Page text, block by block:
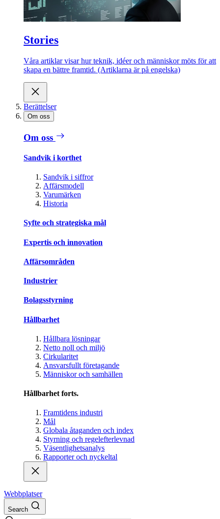
Stories
Våra artiklar visar hur teknik, idéer och människor möts för att
skapa en bättre framtid. (Artiklarna är på engelska)
Berättelser
Om oss
Om oss
Sandvik i korthet
Sandvik i siffror
Affärsmodell
Varumärken
Historia
Syfte och strategiska mål
Expertis och innovation
Affärsområden
Industrier
Bolagsstyrning
Hållbarhet
Hållbara lösningar
Netto noll och miljö
Cirkularitet
Ansvarsfullt företagande
Människor och samhällen
Hållbarhet forts.
Framtidens industri
Mål
Globala åtaganden och index
Styrning och regelefterlevnad
Väsentlighetsanalys
Rapporter och nyckeltal
Webbplatser
Search